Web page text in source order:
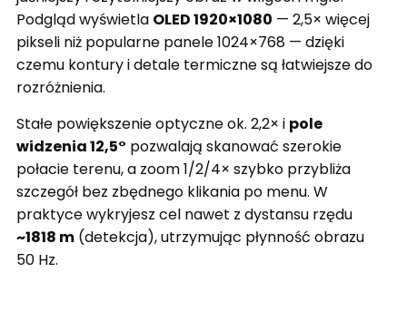
Podgląd wyświetla OLED 1920×1080 — 2,5× więcej
pikseli niż popularne panele 1024×768 — dzięki
czemu kontury i detale termiczne są łatwiejsze do
rozróżnienia.
Stałe powiększenie optyczne ok. 2,2× i pole
widzenia 12,5° pozwalają skanować szerokie
połacie terenu, a zoom 1/2/4× szybko przybliża
szczegół bez zbędnego klikania po menu. W
praktyce wykryjesz cel nawet z dystansu rzędu
~1818 m (detekcja), utrzymując płynność obrazu
50 Hz.